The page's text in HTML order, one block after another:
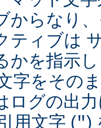
からなり
ティブは
かを指示
字をその
ログの出
用文字 (")